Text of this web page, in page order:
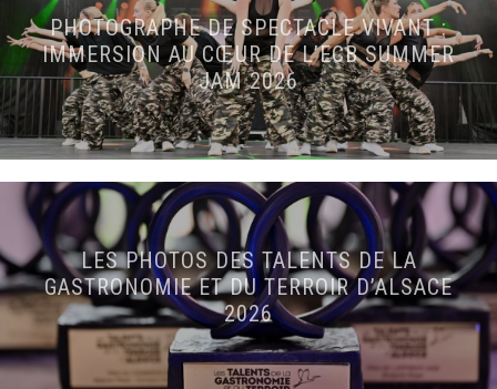
PHOTOGRAPHE DE SPECTACLE VIVANT :
IMMERSION AU CŒUR DE L’ECB SUMMER
JAM 2026
LES PHOTOS DES TALENTS DE LA
GASTRONOMIE ET DU TERROIR D’ALSACE
2026